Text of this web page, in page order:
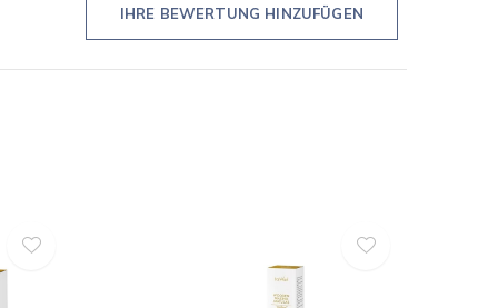
IHRE BEWERTUNG HINZUFÜGEN